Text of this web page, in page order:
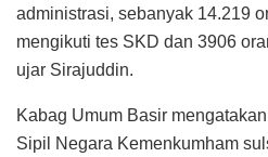
administrasi, sebanyak 14.219
mengikuti tes SKD dan 3906
ujar Sirajuddin.
Kabag Umum Basir
Sipil Negara Kemenkumham